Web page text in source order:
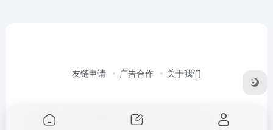
友链申请 广告合作 关于我们
Copyright © 2026 桂ICP备2024021323号-1